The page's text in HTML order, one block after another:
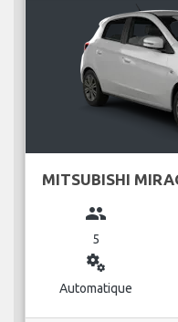
MITSUBISHI
group
5
miscellaneous_services
Automatique